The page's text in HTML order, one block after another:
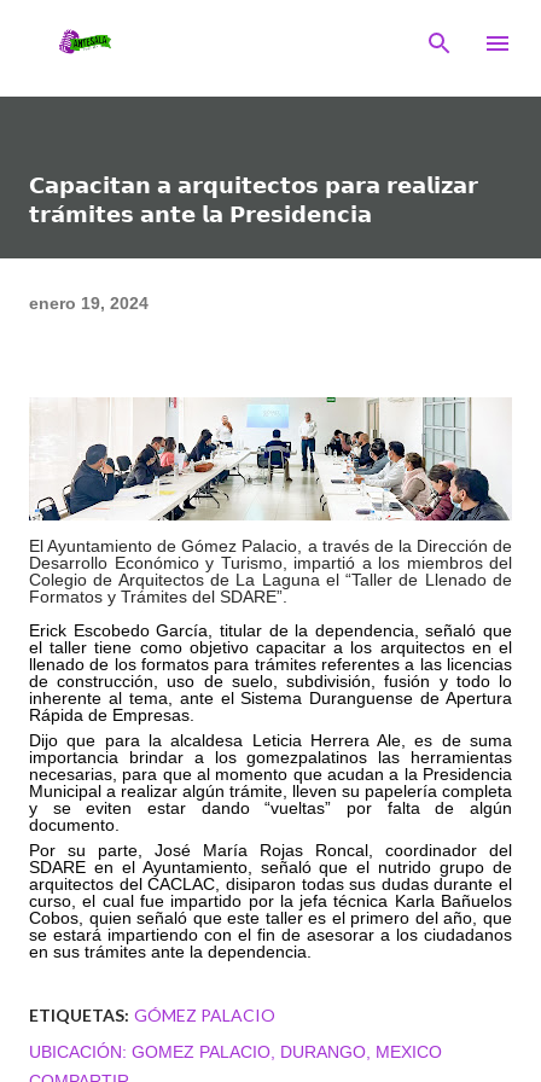
𝗖𝗮𝗽𝗮𝗰𝗶𝘁𝗮𝗻 𝗮 𝗮𝗿𝗾𝘂𝗶𝘁𝗲𝗰𝘁𝗼𝘀 𝗽𝗮𝗿𝗮 𝗿𝗲𝗮𝗹𝗶𝘇𝗮𝗿
𝘁𝗿𝗮́𝗺𝗶𝘁𝗲𝘀 𝗮𝗻𝘁𝗲 𝗹𝗮 𝗣𝗿𝗲𝘀𝗶𝗱𝗲𝗻𝗰𝗶𝗮
enero 19, 2024
El Ayuntamiento de Gómez Palacio, a través de la Dirección de
Desarrollo Económico y Turismo, impartió a los miembros del
Colegio de Arquitectos de La Laguna el “Taller de Llenado de
Formatos y Trámites del SDARE”.
Erick Escobedo García, titular de la dependencia, señaló que
el taller tiene como objetivo capacitar a los arquitectos en el
llenado de los formatos para trámites referentes a las licencias
de construcción, uso de suelo, subdivisión, fusión y todo lo
inherente al tema, ante el Sistema Duranguense de Apertura
Rápida de Empresas.
Dijo que para la alcaldesa Leticia Herrera Ale, es de suma
importancia brindar a los gomezpalatinos las herramientas
necesarias, para que al momento que acudan a la Presidencia
Municipal a realizar algún trámite, lleven su papelería completa
y se eviten estar dando “vueltas” por falta de algún
documento.
Por su parte, José María Rojas Roncal, coordinador del
SDARE en el Ayuntamiento, señaló que el nutrido grupo de
arquitectos del CACLAC, disiparon todas sus dudas durante el
curso, el cual fue impartido por la jefa técnica Karla Bañuelos
Cobos, quien señaló que este taller es el primero del año, que
se estará impartiendo con el fin de asesorar a los ciudadanos
en sus trámites ante la dependencia.
ETIQUETAS: GÓMEZ PALACIO
UBICACIÓN: GOMEZ PALACIO, DURANGO, MEXICO